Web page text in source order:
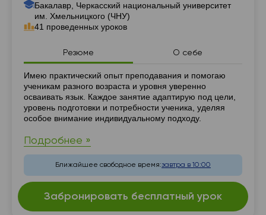
Бакалавр, Черкасский национальный университет
им. Хмельницкого (ЧНУ)
41 проведенных уроков
Резюме О себе
Резюме
Имею практический опыт преподавания и помогаю
ученикам разного возраста и уровня уверенно
осваивать язык. Каждое занятие адаптирую под цели,
уровень подготовки и потребности ученика, уделяя
особое внимание индивидуальному подходу.
Подробнее »
Ближайшее свободное время:завтра в 10:00
Забронировать бесплатный урок